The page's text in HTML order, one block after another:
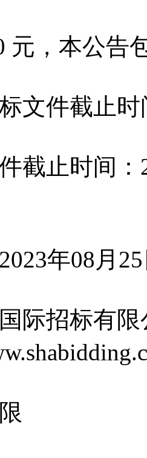
元，本公告
文件截止
截止时间：
年08月
际招标有